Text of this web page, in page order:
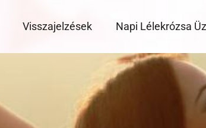
Visszajelzések Napi Lélekrózsa